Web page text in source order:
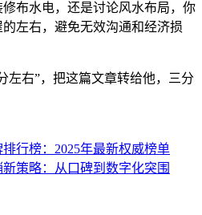
布水电，还是讨论风水布局，你
左右，避免无效沟通和经济损
左右”，把这篇文章转给他，三分
行榜：2025年最新权威榜单
策略：从口碑到数字化突围